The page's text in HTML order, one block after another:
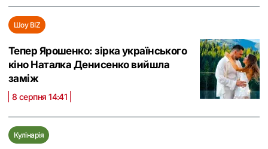
Шоу BIZ
Тепер Ярошенко: зірка українського
кіно Наталка Денисенко вийшла
заміж
8 серпня 14:41
Кулінарія